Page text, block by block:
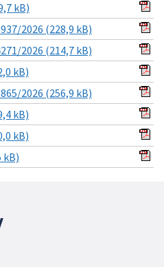
kB)
2026 (228,9 kB)
2026 (214,7 kB)
kB)
2026 (256,9 kB)
kB)
kB)
kB)